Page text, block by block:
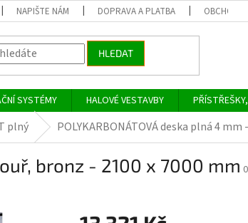
NAPIŠTE NÁM DOPRAVA A PLATBA OBCHODNÍ
HLEDAT
SYSTÉMY HALOVÉ VESTAVBY
plný POLYKARBONÁTOVÁ deska plná 4
bronz - 2100 x 7000 mm